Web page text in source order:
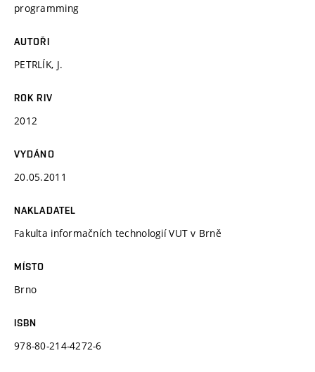
programming
AUTOŘI
PETRLÍK, J.
ROK RIV
2012
VYDÁNO
20.05.2011
NAKLADATEL
Fakulta informačních technologií VUT v Brně
MÍSTO
Brno
ISBN
978-80-214-4272-6